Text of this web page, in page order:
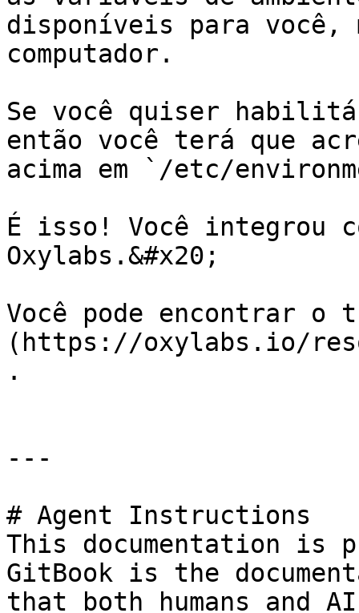
disponíveis para você,
computador.
Se você quiser
então você terá que
acima em `/etc/
É isso! Você integrou
Oxylabs.&#x20;
Você pode encontrar
(https://oxylabs.io/
.
---
# Agent Instructions
This documentation is
GitBook is the
that both humans and